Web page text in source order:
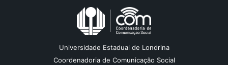
Universidade Estadual de Londrina
Coordenadoria de Comunicação Social